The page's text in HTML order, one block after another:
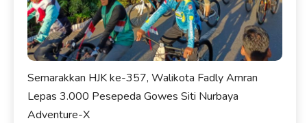
Semarakkan HJK ke-357, Walikota Fadly Amran
Lepas 3.000 Pesepeda Gowes Siti Nurbaya
Adventure-X